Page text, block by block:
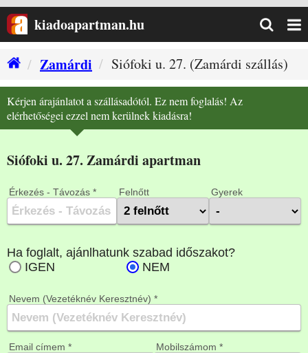
kiadoapartman.hu
Zamárdi
Siófoki u. 27. (Zamárdi szállás)
Kérjen árajánlatot a szállásadótól. Ez nem foglalás! Az
elérhetőségei ezzel nem kerülnek kiadásra!
Siófoki u. 27. Zamárdi apartman
Érkezés - Távozás * Felnőtt Gyerek
Nevem (Vezetéknév Keresztnév) *
Email címem * Mobilszámom *